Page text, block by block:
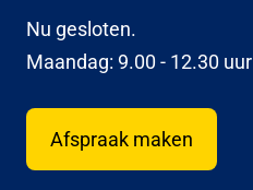
Nu gesloten.
Maandag: 9.00 - 12.30 uur
Afspraak maken